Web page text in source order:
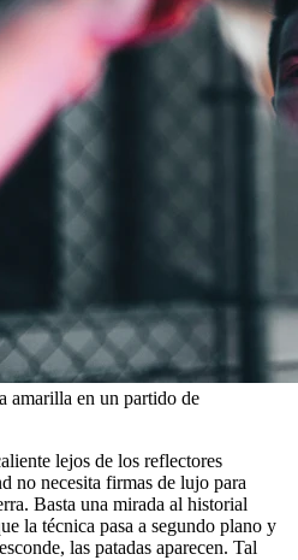
amarilla en un partido de
lejos de los reflectores
no necesita firmas de lujo para
Basta una mirada al historial
la técnica pasa a segundo plano y
las patadas aparecen. Tal